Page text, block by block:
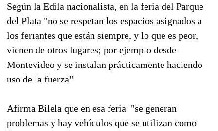
Según la Edila nacionalista, en la feria del Parque
del Plata "no se respetan los espacios asignados a
los feriantes que están siempre, y lo que es peor,
vienen de otros lugares; por ejemplo desde
Montevideo y se instalan prácticamente haciendo
uso de la fuerza"
Afirma Bilela que en esa feria "se generan
problemas y hay vehículos que se utilizan como